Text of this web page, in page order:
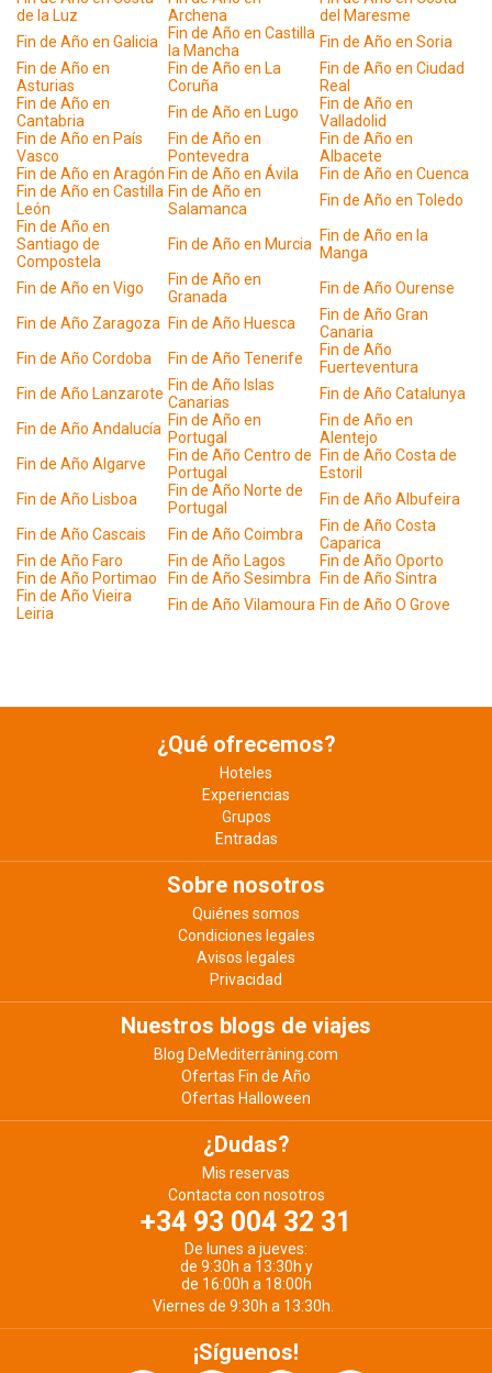
de la Luz
Archena
del Maresme
Fin de Año en Galicia
Fin de Año en Castilla
la Mancha
Fin de Año en Soria
Fin de Año en
Asturias
Fin de Año en La
Coruña
Fin de Año en Ciudad
Real
Fin de Año en
Cantabria
Fin de Año en Lugo
Fin de Año en
Valladolid
Fin de Año en País
Vasco
Fin de Año en
Pontevedra
Fin de Año en
Albacete
Fin de Año en Aragón Fin de Año en Ávila
Fin de Año en Cuenca
Fin de Año en Castilla
León
Fin de Año en
Salamanca
Fin de Año en Toledo
Fin de Año en
Santiago de
Compostela
Fin de Año en Murcia
Fin de Año en la
Manga
Fin de Año en Vigo
Fin de Año en
Granada
Fin de Año Ourense
Fin de Año Zaragoza
Fin de Año Huesca
Fin de Año Gran
Canaria
Fin de Año Cordoba
Fin de Año Tenerife
Fin de Año
Fuerteventura
Fin de Año Lanzarote Fin de Año Islas
Canarias
Fin de Año Catalunya
Fin de Año Andalucía Fin de Año en
Portugal
Fin de Año en
Alentejo
Fin de Año Algarve
Fin de Año Centro de
Portugal
Fin de Año Costa de
Estoril
Fin de Año Lisboa
Fin de Año Norte de
Portugal
Fin de Año Albufeira
Fin de Año Cascais
Fin de Año Coimbra
Fin de Año Costa
Caparica
Fin de Año Faro
Fin de Año Lagos
Fin de Año Oporto
Fin de Año Portimao
Fin de Año Sesimbra
Fin de Año Sintra
Fin de Año Vieira
Leiria
Fin de Año Vilamoura Fin de Año O Grove
¿Qué ofrecemos?
Hoteles
Experiencias
Grupos
Entradas
Sobre nosotros
Quiénes somos
Condiciones legales
Avisos legales
Privacidad
Nuestros blogs de viajes
Blog DeMediterràning.com
Ofertas Fin de Año
Ofertas Halloween
¿Dudas?
Mis reservas
Contacta con nosotros
+34 93 004 32 31
De lunes a jueves:
de 9:30h a 13:30h y
de 16:00h a 18:00h
Viernes de 9:30h a 13:30h.
¡Síguenos!